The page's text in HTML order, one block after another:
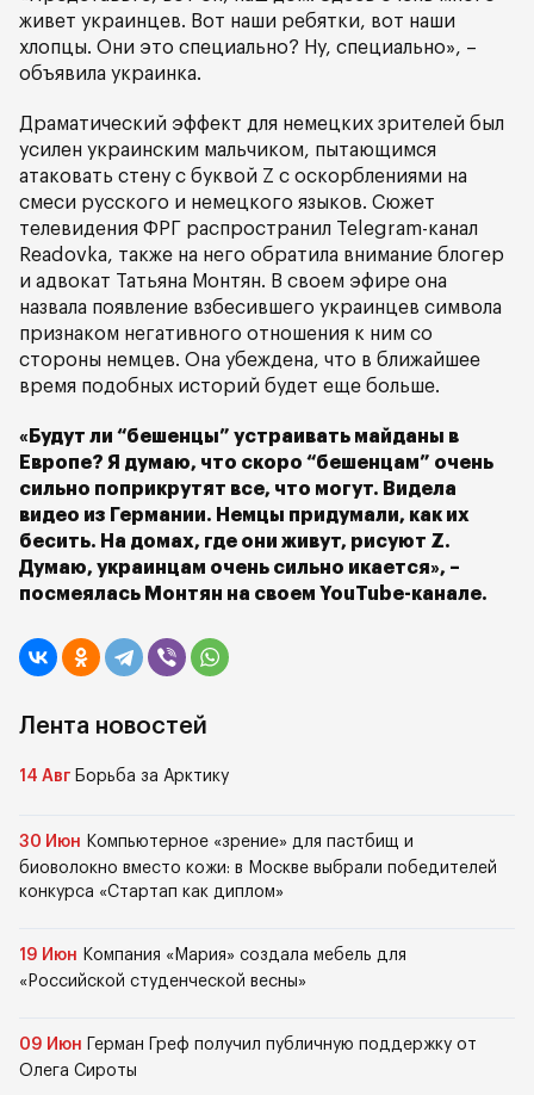
живет украинцев. Вот наши ребятки, вот наши
хлопцы. Они это специально? Ну, специально», –
объявила украинка.
Драматический эффект для немецких зрителей был
усилен украинским мальчиком, пытающимся
атаковать стену с буквой Z с оскорблениями на
смеси русского и немецкого языков. Сюжет
телевидения ФРГ распространил Telegram-канал
Readovka, также на него обратила внимание блогер
и адвокат Татьяна Монтян. В своем эфире она
назвала появление взбесившего украинцев символа
признаком негативного отношения к ним со
стороны немцев. Она убеждена, что в ближайшее
время подобных историй будет еще больше.
«Будут ли “бешенцы” устраивать майданы в
Европе? Я думаю, что скоро “бешенцам” очень
сильно поприкрутят все, что могут. Видела
видео из Германии. Немцы придумали, как их
бесить. На домах, где они живут, рисуют Z.
Думаю, украинцам очень сильно икается», –
посмеялась Монтян на своем YouTube-канале.
Лента новостей
14 Авг Борьба за Арктику
30 Июн Компьютерное «зрение» для пастбищ и
биоволокно вместо кожи: в Москве выбрали победителей
конкурса «Стартап как диплом»
19 Июн Компания «Мария» создала мебель для
«Российской студенческой весны»
09 Июн
Герман Греф получил публичную поддержку от
Олега Сироты